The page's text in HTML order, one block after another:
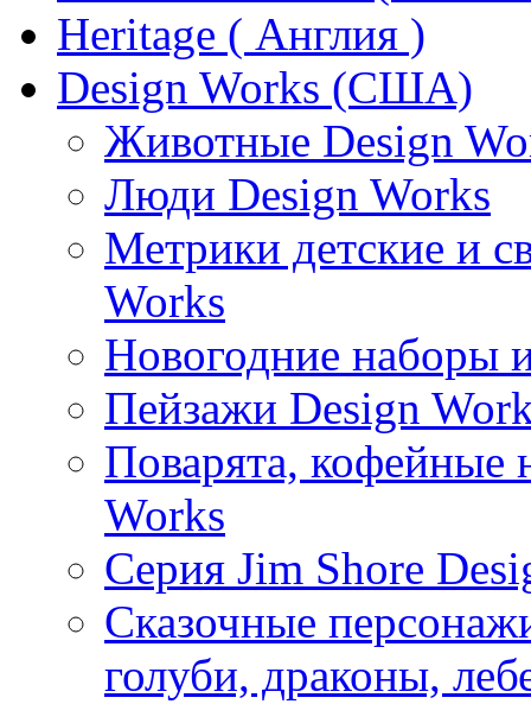
Heritage ( Англия )
Design Works (США)
Животные Design
Люди Design Works
Метрики детские и
Works
Новогодние наборы
Пейзажи Design
Поварята, кофейные
Works
Серия Jim Shore
Сказочные
голуби, драконы,